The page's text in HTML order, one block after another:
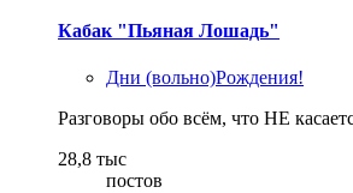
Кабак "Пьяная Лошадь"
Дни (вольно)Рождения!
Разговоры обо всём, что НЕ
28,8 тыс
постов